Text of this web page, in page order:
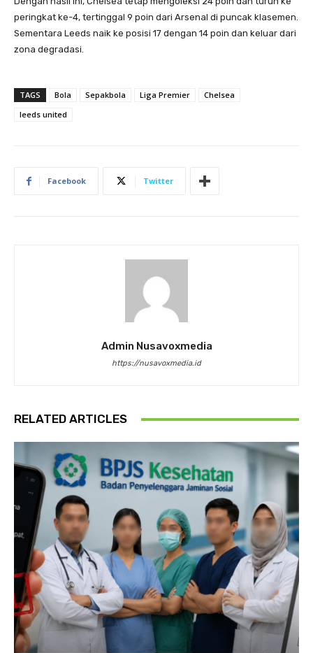
peringkat ke-4, tertinggal 9 poin dari Arsenal di puncak klasemen.
Sementara Leeds naik ke posisi 17 dengan 14 poin dan keluar dari
zona degradasi.
TAGS Bola Sepakbola Liga Premier
Chelsea
leeds united
Facebook Twitter
Admin Nusavoxmedia
https://nusavoxmedia.id
RELATED ARTICLES